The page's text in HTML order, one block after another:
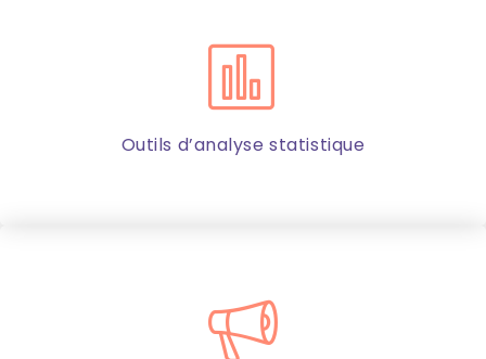
Outils d’analyse statistique